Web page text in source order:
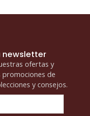
newsletter
ofertas y
promociones de
y consejos.